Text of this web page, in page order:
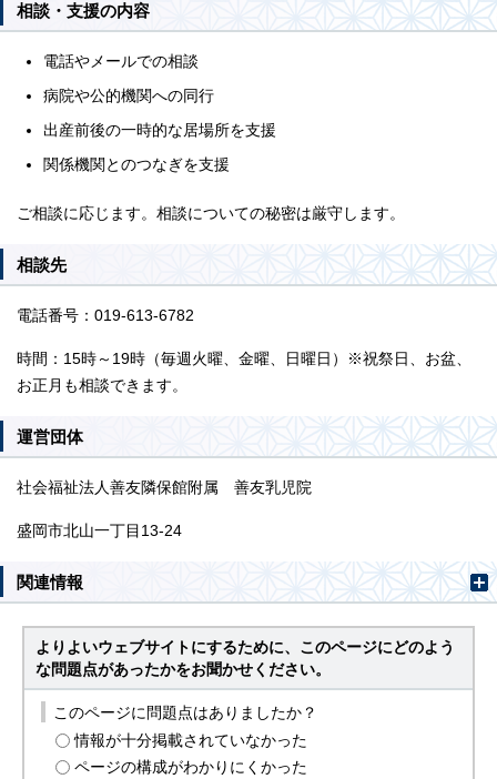
相談・支援の内容
電話やメールでの相談
病院や公的機関への同行
出産前後の一時的な居場所を支援
関係機関とのつなぎを支援
ご相談に応じます。相談についての秘密は厳守します。
相談先
電話番号：019-613-6782
時間：15時～19時（毎週火曜、金曜、日曜日）※祝祭日、お盆、
お正月も相談できます。
運営団体
社会福祉法人善友隣保館附属 善友乳児院
盛岡市北山一丁目13-24
関連情報
よりよいウェブサイトにするために、このページにどのよう
な問題点があったかをお聞かせください。
このページに問題点はありましたか？
情報が十分掲載されていなかった
ページの構成がわかりにくかった